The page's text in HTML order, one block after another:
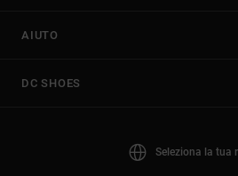
AIUTO
DC SHOES
Seleziona la tua